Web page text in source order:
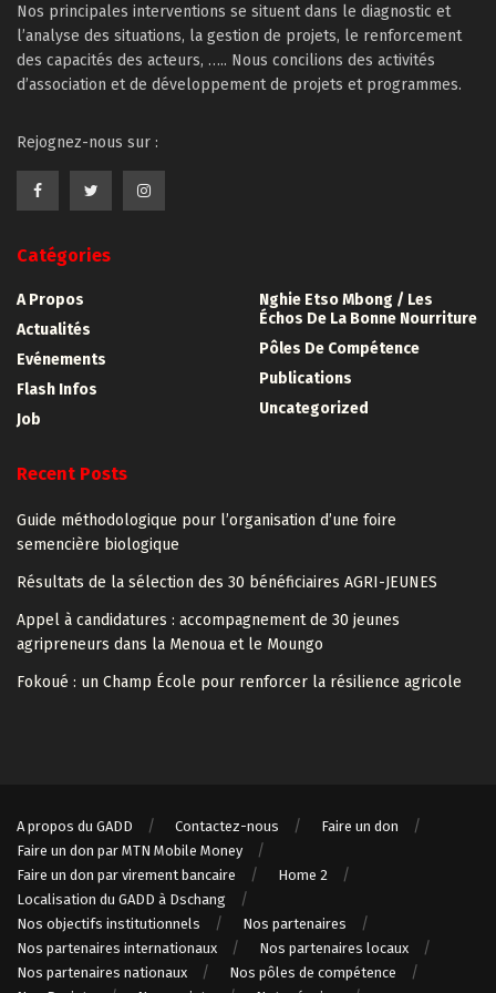
Nos principales interventions se situent dans le diagnostic et
l’analyse des situations, la gestion de projets, le renforcement
des capacités des acteurs, ….. Nous concilions des activités
d’association et de développement de projets et programmes.
Rejognez-nous sur :
Catégories
A Propos
Actualités
Evénements
Flash Infos
Job
Nghie Etso Mbong / Les
Échos De La Bonne Nourriture
Pôles De Compétence
Publications
Uncategorized
Recent Posts
Guide méthodologique pour l’organisation d’une foire
semencière biologique
Résultats de la sélection des 30 bénéficiaires AGRI-JEUNES
Appel à candidatures : accompagnement de 30 jeunes
agripreneurs dans la Menoua et le Moungo
Fokoué : un Champ École pour renforcer la résilience agricole
A propos du GADD Contactez-nous
Faire un don
Faire un don par MTN Mobile Money
Faire un don par virement bancaire
Home 2
Localisation du GADD à Dschang
Nos objectifs institutionnels
Nos partenaires
Nos partenaires internationaux
Nos partenaires locaux
Nos partenaires nationaux
Nos pôles de compétence